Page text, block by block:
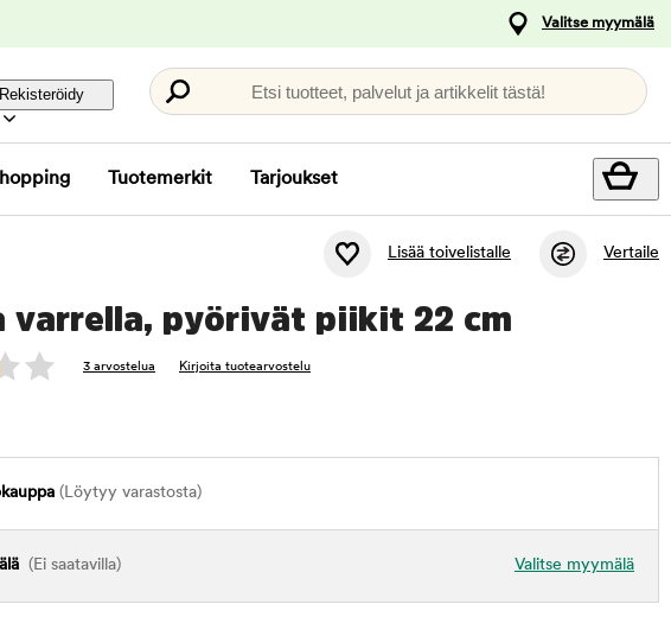
Valitse myymälä
Etsi tuotteet, palvelut ja artikkelit tästä!
Tuotemerkit Tarjoukset
Lisää toivelistalle Vertaile
varrella, pyörivät piikit 22 cm
3 arvostelua Kirjoita tuotearvostelu
(Löytyy varastosta)
Valitse myymälä
(Ei saatavilla)